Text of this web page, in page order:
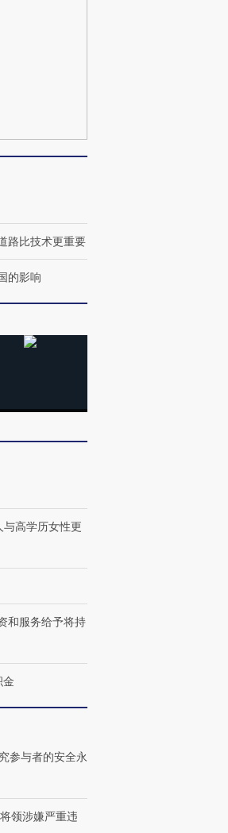
螂”的印
视线｜“入侵”还是“人道危
路比技术更重要
的影响
与高学历女性更
和服务给予将持
金
参与者的安全永
领涉嫌严重违